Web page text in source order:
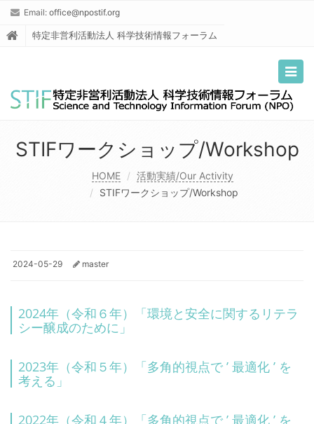
Email: office@npostif.org
特定非営利活動法人 科学技術情報フォーラム
STIFワークショップ/Workshop
HOME
活動実績/Our Activity
STIFワークショップ/Workshop
2024-05-29 master
2024年（令和６年）「環境と安全に関するリテラ
シー醸成のために」
2023年（令和５年）「多角的視点で ’ 最適化 ’ を
考える」
2022年（令和４年）「多角的視点で ’ 最適化 ’ を